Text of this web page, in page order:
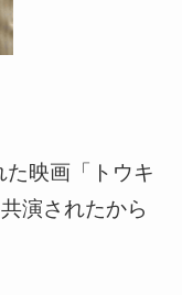
映画「トウキ
演されたから